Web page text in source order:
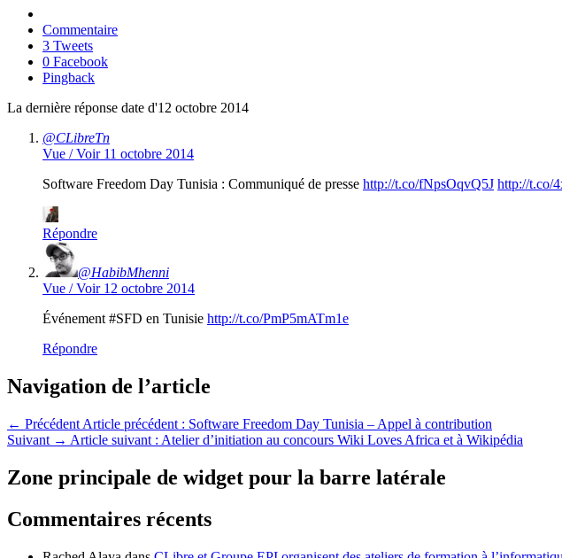
Commentaire
3 Tweets
0 Facebook
Pingback
La dernière réponse date d'12 octobre 2014
@CLibreTn
Vue / Voir 11 octobre 2014
Software Freedom Day Tunisia : Communiqué de presse http://t.co/fNpsOqvQ5J http://t.co/
Répondre
@HabibMhenni
Vue / Voir 12 octobre 2014
Événement #SFD en Tunisie http://t.co/PmP5mATm1e
Répondre
Navigation de l’article
← Précédent Article précédent : Software Freedom Day Tunisia – Appel à contribution
Suivant → Article suivant : Atelier d’initiation au concours Wiki Loves Africa et à Wikipédia
Zone principale de widget pour la barre latérale
Commentaires récents